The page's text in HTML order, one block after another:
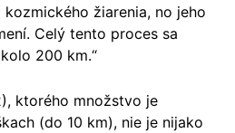
žiarenia, no jeho
Celý tento proces sa
200 km.“
ktorého množstvo je
(do 10 km), nie je nijako